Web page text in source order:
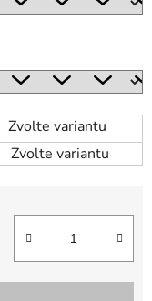
Zvolte variantu
Zvolte variantu